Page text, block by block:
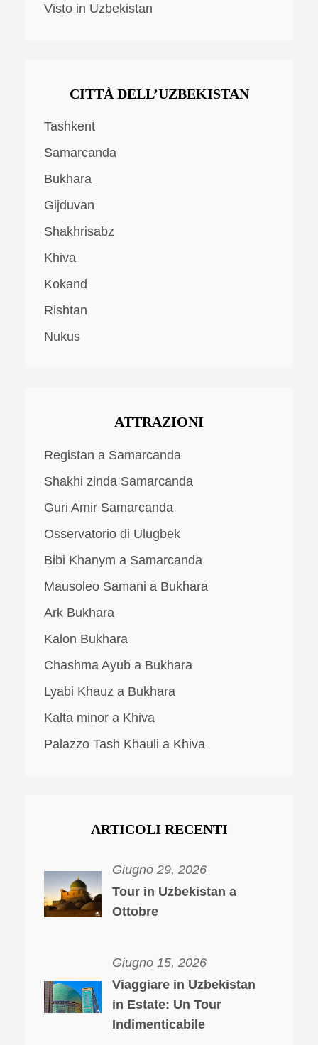
Visto in Uzbekistan
CITTÀ DELL’UZBEKISTAN
Tashkent
Samarcanda
Bukhara
Gijduvan
Shakhrisabz
Khiva
Kokand
Rishtan
Nukus
ATTRAZIONI
Registan a Samarcanda
Shakhi zinda Samarcanda
Guri Amir Samarcanda
Osservatorio di Ulugbek
Bibi Khanym a Samarcanda
Mausoleo Samani a Bukhara
Ark Bukhara
Kalon Bukhara
Chashma Ayub a Bukhara
Lyabi Khauz a Bukhara
Kalta minor a Khiva
Palazzo Tash Khauli a Khiva
ARTICOLI RECENTI
Giugno 29, 2026
Tour in Uzbekistan a
Ottobre
Giugno 15, 2026
Viaggiare in Uzbekistan
in Estate: Un Tour
Indimenticabile